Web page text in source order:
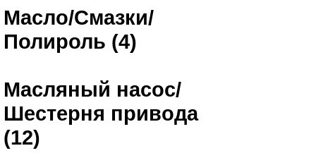
Масло/Смазки/
Полироль (4)
Масляный насос/
Шестерня привода
(12)